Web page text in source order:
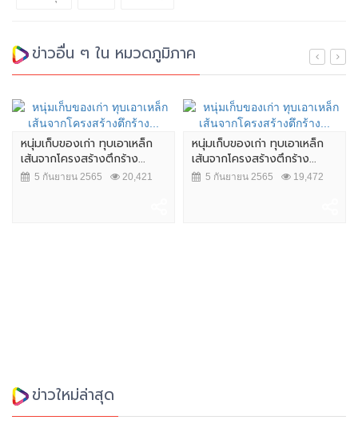
ข่าวอื่น ๆ ใน หมวดภูมิภาค
หนุ่มเก็บของเก่า ทุบเอาเหล็ก
เส้นจากโครงสร้างตึกร้าง...
5 กันยายน 2565 20,421
หนุ่มเก็บของเก่า ทุบเอาเหล็ก
เส้นจากโครงสร้างตึกร้าง...
5 กันยายน 2565 19,472
ข่าวใหม่ล่าสุด